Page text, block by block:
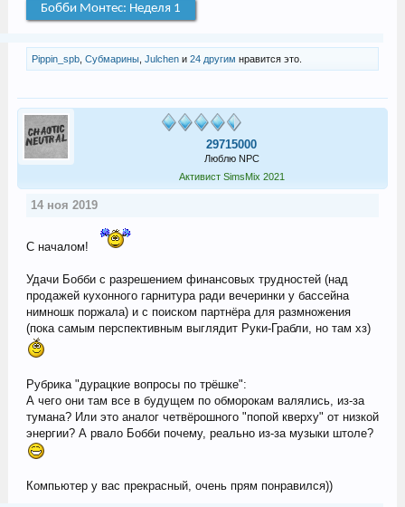
Бобби Монтес: Неделя 1
Pippin_spb, Субмарины, Julchenи 24 другим нравится это.
29715000
Люблю NPC
Активист SimsMix 2021
14 ноя 2019
С началом!
Удачи Бобби с разрешением финансовых трудностей (над
продажей кухонного гарнитура ради вечеринки у бассейна
нимношк поржала) и с поиском партнёра для размножения
(пока самым перспективным выглядит Руки-Грабли, но там хз)
Рубрика "дурацкие вопросы по трёшке":
А чего они там все в будущем по обморокам валялись, из-за
тумана? Или это аналог четвёрошного "попой кверху" от низкой
энергии? А рвало Бобби почему, реально из-за музыки штоле?
Компьютер у вас прекрасный, очень прям понравился))